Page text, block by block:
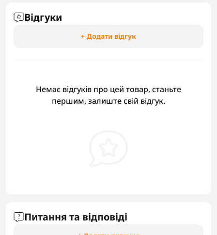
Відгуки
+ Додати відгук
Немає відгуків про цей товар, станьте
першим, залиште свій відгук.
Питання та відповіді